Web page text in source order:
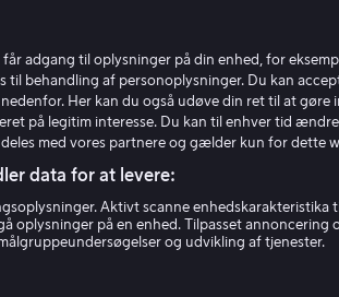
Ann Warren
adgang til oplysninger på din enhed, for
til behandling af personoplysninger. Du kan
Her kan du også udøve din ret til at gøre
på legitim interesse. Du kan til enhver tid
med vores partnere og gælder kun for dette
data for at levere:
Aktivt scanne enhedskarakteristika
oplysninger på en enhed. Tilpasset annoncering
og udvikling af tjenester.